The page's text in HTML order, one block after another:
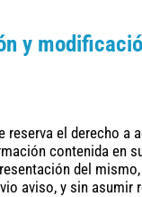
y
reserva el derecho a
contenida en
del
aviso, y sin asumir